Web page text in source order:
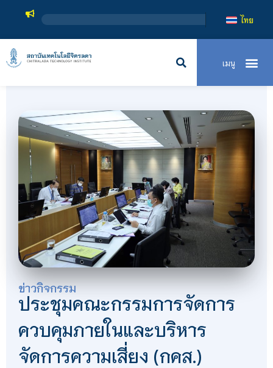
สถาบันเทคโนโลยีจิตรลดา
ไทย
ข่าวกิจกรรม
ประชุมคณะกรรมการจัดการ
ควบคุมภายในและบริหาร
จัดการความเสี่ยง (กคส.)